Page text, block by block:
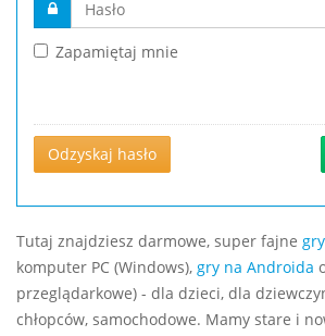
Zapamiętaj mnie
Odzyskaj hasło
Tutaj znajdziesz darmowe, super fajne
komputer PC (Windows), gry na Androida
przeglądarkowe) - dla dzieci, dla
chłopców, samochodowe. Mamy stare i